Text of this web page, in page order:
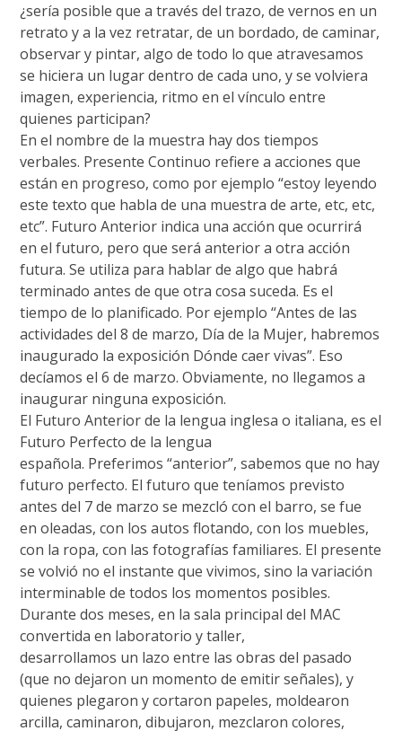
¿sería posible que a través del trazo, de vernos en un
retrato y a la vez retratar, de un bordado, de caminar,
observar y pintar, algo de todo lo que atravesamos
se hiciera un lugar dentro de cada uno, y se volviera
imagen, experiencia, ritmo en el vínculo entre
quienes participan?
En el nombre de la muestra hay dos tiempos
verbales. Presente Continuo refiere a acciones que
están en progreso, como por ejemplo “estoy leyendo
este texto que habla de una muestra de arte, etc, etc,
etc”. Futuro Anterior indica una acción que ocurrirá
en el futuro, pero que será anterior a otra acción
futura. Se utiliza para hablar de algo que habrá
terminado antes de que otra cosa suceda. Es el
tiempo de lo planificado. Por ejemplo “Antes de las
actividades del 8 de marzo, Día de la Mujer, habremos
inaugurado la exposición Dónde caer vivas”. Eso
decíamos el 6 de marzo. Obviamente, no llegamos a
inaugurar ninguna exposición.
El Futuro Anterior de la lengua inglesa o italiana, es el
Futuro Perfecto de la lengua
española. Preferimos “anterior”, sabemos que no hay
futuro perfecto. El futuro que teníamos previsto
antes del 7 de marzo se mezcló con el barro, se fue
en oleadas, con los autos flotando, con los muebles,
con la ropa, con las fotografías familiares. El presente
se volvió no el instante que vivimos, sino la variación
interminable de todos los momentos posibles.
Durante dos meses, en la sala principal del MAC
convertida en laboratorio y taller,
desarrollamos un lazo entre las obras del pasado
(que no dejaron un momento de emitir señales), y
quienes plegaron y cortaron papeles, moldearon
arcilla, caminaron, dibujaron, mezclaron colores,